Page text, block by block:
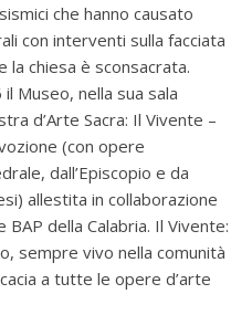
che hanno causato
con interventi sulla facciata
la chiesa è sconsacrata.
Museo, nella sua sala
d’Arte Sacra: Il Vivente –
(con opere
dall’Episcopio e da
allestita in collaborazione
BAP della Calabria. Il Vivente:
sempre vivo nella comunità
a tutte le opere d’arte